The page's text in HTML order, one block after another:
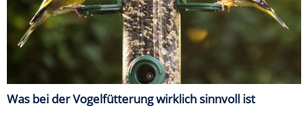
Was bei der Vogelfütterung wirklich sinnvoll ist